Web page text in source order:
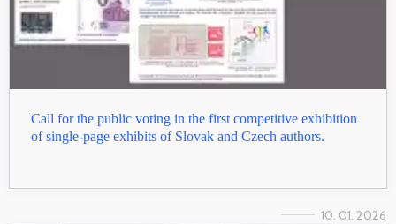
Call for the public voting in the first competitive exhibition
of single-page exhibits of Slovak and Czech authors.
10. 01. 2026